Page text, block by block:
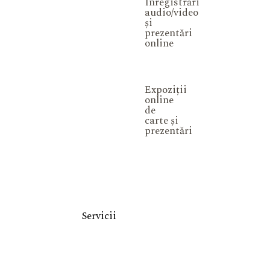
audio/video
și
prezentări
online
Expoziții
online
de
carte și
prezentări
Servicii